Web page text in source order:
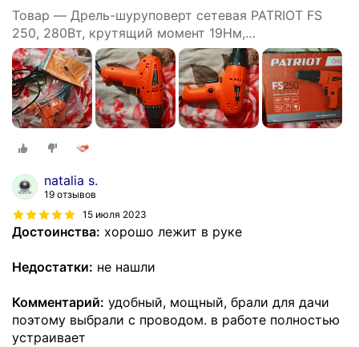
Товар — Дрель-шуруповерт сетевая PATRIOT FS
250, 280Вт, крутящий момент 19Нм,
быстрозажимной патрон
natalia s.
19 отзывов
15 июля 2023
Достоинства: хорошо лежит в руке
Недостатки: не нашли
Комментарий: удобный, мощный, брали для дачи
поэтому выбрали с проводом. в работе полностью
устраивает